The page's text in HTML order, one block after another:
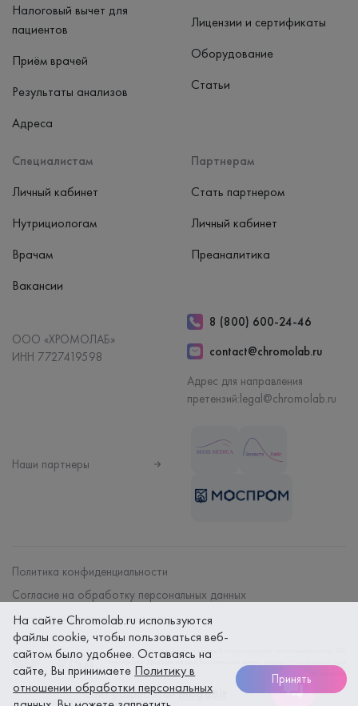
Налоговый вычет для
пациентов
Приём врачей
Результаты анализов
Адреса
Специалистам
Личный кабинет
Нутрициологам
Врачам
Вакансии
Партнерам
Стать партнером
Личный кабинет
Преаналитика
Лицензии и сертификаты
Оборудование
Статьи
ООО «ХРОМОЛАБ»
ИНН 7727419598
8 (800) 600-24-46
contact@chromolab.ru
Адрес для направления
претензий:legal@chromolab.ru
Наши партнеры
Политика конфиденциальности
Согласие на обработку персональных данных
Договор на оказание мед. услуг
Безопасность платежей гарантируется использованием SSL
протокола. Данные вашей банковской карты надежно защищены при
оплате онлайн
Сайт разработанmegaBit
На сайте Chromolab.ru используются
файлы cookie, чтобы пользоваться веб-
сайтом было удобнее. Оставаясь на
сайте, Вы принимаете Политику в
отношении обработки персональных
Принять